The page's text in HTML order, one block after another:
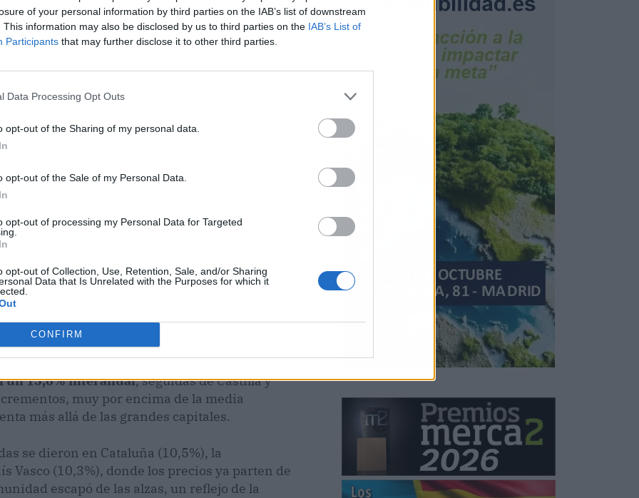
of your personal information by third parties on the IAB’s list of downstream
This information may also be disclosed by us to third parties on the IAB’s List of
Participants that may further disclose it to other third parties.
Data Processing Opt Outs
opt-out of the Sharing of my personal data.
opt-out of the Sale of my Personal Data.
opt-out of processing my Personal Data for Targeted
opt-out of Collection, Use, Retention, Sale, and/or Sharing
Data that Is Unrelated with the Purposes for which it
CONFIRM
interanual, la tasa más baja desde finales de
un 3,5%, lo que indica que los costes
siguen empujando al alza.
comunidades con mayores
Llama la atención queAragón y la
un 15,6% interanual, seguidas de Castilla y
muy por encima de la media
más allá de las grandes capitales.
se dieron en Cataluña (10,5%), la
Vasco (10,3%), donde los precios ya parten de
escapó de las alzas, un reflejo de la